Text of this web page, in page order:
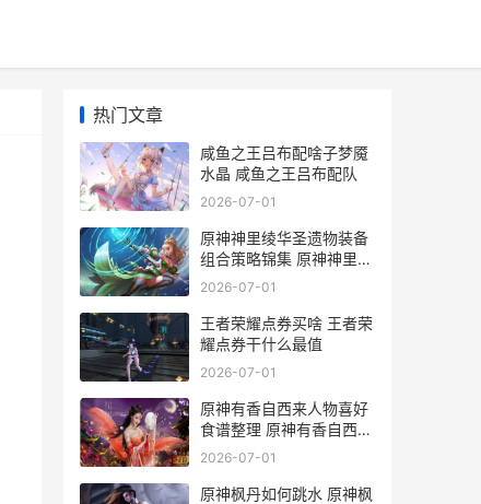
热门文章
咸鱼之王吕布配啥子梦魇
水晶 咸鱼之王吕布配队
2026-07-01
原神神里绫华圣遗物装备
组合策略锦集 原神神里绫
华圣遗物怎么获得
2026-07-01
王者荣耀点券买啥 王者荣
耀点券干什么最值
2026-07-01
原神有香自西来人物喜好
食谱整理 原神有香自西来
活动每个角色喜爱什么
2026-07-01
原神枫丹如何跳水 原神枫